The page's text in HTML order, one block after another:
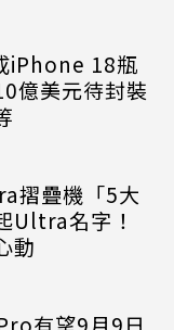
iPhone 18瓶
億美元待封裝
摺疊機「5大
Ultra名字！
動
有望9月9日